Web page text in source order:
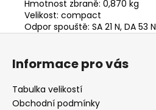
Hmotnost zbraně: 0,870 kg
Velikost: compact
Odpor spouště: SA 21 N, DA 53 N
Z
Informace pro vás
Tabulka velikostí
Obchodní podmínky